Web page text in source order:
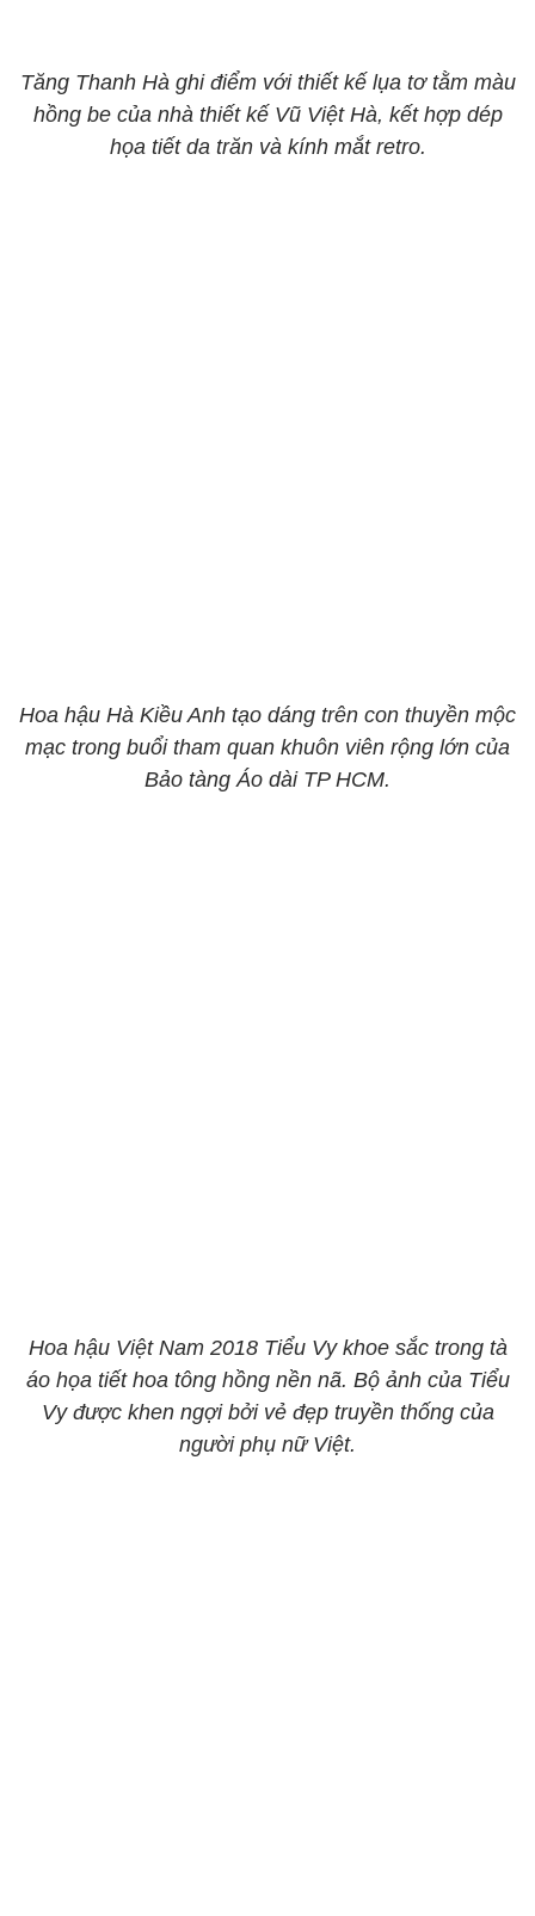
Tăng Thanh Hà ghi điểm với thiết kế lụa tơ tằm màu
hồng be của nhà thiết kế Vũ Việt Hà, kết hợp dép
họa tiết da trăn và kính mắt retro.
Hoa hậu Hà Kiều Anh tạo dáng trên con thuyền mộc
mạc trong buổi tham quan khuôn viên rộng lớn của
Bảo tàng Áo dài TP HCM.
Hoa hậu Việt Nam 2018 Tiểu Vy khoe sắc trong tà
áo họa tiết hoa tông hồng nền nã. Bộ ảnh của Tiểu
Vy được khen ngợi bởi vẻ đẹp truyền thống của
người phụ nữ Việt.